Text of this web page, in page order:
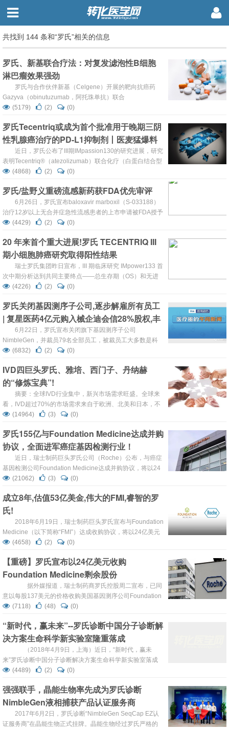
共找到 144 条和“罗氏”相关的信息
罗氏、新基联合疗法：对复发滤泡性B细胞
淋巴瘤效果强劲
罗氏与合作伙伴新基（Celgene）开展的靶向抗癌药
Gazyva（obinutuzumab，阿托珠单抗）联合
Revlimid（lenalidomide，来那度胺）治疗复发性或难治性
GALEN（NCT01582776）的数据已于近日发表于国际医学
期刊《BLOOD》。 该研究是一项开放标签、3+3设计研
究，入组了19例既往...
(5179) (2) (0)
罗氏Tecentriq或成为首个批准用于晚期三阴
性乳腺癌治疗的PD-L1抑制剂丨医麦猛爆料
近日，罗氏公布了III期IMpassion130的研究进展，研究
表明Tecentriq®（atezolizumab）联合化疗（白蛋白结合型
紫杉醇）用于初始（一线）治疗转移性或局部不可切除晚期
PD-L1 阳性人群中均可显著降低患者的疾病恶化或死亡风
险，即显著改善无进展生存期（PFS）。 ...
(4868) (2) (0)
罗氏/盐野义重磅流感新药获FDA优先审评
6月26日，罗氏宣布baloxavir marboxil（S-033188）
治疗12岁以上无合并症急性流感患者的上市申请被FDA授予
优先审评资格，PDUFA预定审批期限是2018年12月24日。
核酸内切酶抑制剂，可以抑制流感病毒增殖，今年2月初在
日本率先获批上市，商品名Xofluza，用于...
(4429) (2) (0)
20 年来首个重大进展!罗氏 TECENTRIQ III
期小细胞肺癌研究取得阳性结果
瑞士罗氏集团昨日宣布，III 期临床研究 IMpower133 首
次中期分析达到共同主要终点——总生存期（OS）和无进
展生存期（PFS）。研究表明： 与单独化疗相比，
苷）用于初始（一线）治疗广泛期小细胞肺癌（ES-
SCLC），可以显著延长患者生存期。 ...
(4226) (2) (0)
罗氏关闭基因测序子公司,逐步解雇所有员工
| 复星医药4亿元购入械企迪会信28%股权,丰
富诊断业务【最·新闻0625】
6月22日，罗氏宣布关闭旗下基因测序子公司
NimbleGen，并裁员79名全部员工，被裁员工大多数是科
学家、技术人员和工程师；6月20日复星医药公告称，拟现
富其医学诊断业务经营模式，拓宽诊断产品销售渠道。 01
【人事】波科大中华区总经理王俭入职半年离任，职务暂由
大中华区CFO代管 ...
(6832) (2) (0)
IVD四巨头罗氏、雅培、西门子、丹纳赫
的“修炼宝典”!
摘要：全球IVD行业集中，新兴市场需求旺盛。全球来
看，IVD超过70%的市场需求来自于欧洲、北美和日本，不
过发达地区需求基本被满足，增速较慢。而人口基数大、经
场增长迅速，成为行业增长的主要来源。由于主要市场均在
发达国家，且经过多年的并购整合，全球IVD市场呈现出被
四大巨头垄断的格局，罗氏、雅培、西门子、丹纳赫占据了
全球52.4...
(14964) (3) (0)
罗氏155亿与Foundation Medicine达成并购
协议，全面进军癌症基因检测行业！
近日，瑞士制药巨头罗氏公司（Roche）公布，与癌症
基因检测公司Foundation Medicine达成并购协议，将以24
亿美元(合人民币155亿元)收购余下的Foundation Medicine
Foundation Medicine，出资10.4亿美元共获得Foundation
Medici...
(21062) (3) (0)
成立8年,估值53亿美金,伟大的FMI,睿智的罗
氏!
2018年6月19日，瑞士制药巨头罗氏宣布与Foundation
Medicine（以下简称“FMI”）达成收购协议，将以24亿美元
收购FMI其余全部在外流通股份。 根据最终并购协议，罗氏
溢价29%。本次交易价值24亿美元，在完全摊薄的基础上，
FMI整个公司的估值为53亿美元，约合人民币343亿元，约
为华大基因...
(4658) (2) (0)
【重磅】罗氏宣布以24亿美元收购
Foundation Medicine剩余股份
据外媒报道，瑞士制药商罗氏控股周二宣布，已同
意以每股137美元的价格收购美国基因测序公司Foundation
Medicine（以下简称“FMI”）的全部剩余股票。此交易的总
FMI在声明中表示，此交易已得到两家公司董事会的支持，
将会在今年下半年完成。罗氏控股收购FMI的价格，较后者
周一的收盘价溢...
(7118) (48) (0)
“新时代，赢未来”--罗氏诊断中国分子诊断解
决方案生命科学新实验室隆重落成
（2018年4月9日，上海）近日，“新时代，赢未
来”罗氏诊断中国分子诊断解决方案生命科学新实验室落成
典礼在上海漕河泾开发区隆重举行，标志着罗氏诊断新一代
室的前身是罗氏诊断亚太培训中心，经过2017年硬件及软
件的全面升级换代，目前已发展成为兼容实验、培训、演
示、会议、参观等多功能于一体的最先进的智能型生命科学
实验室，可同时为罗氏外部...
(4489) (2) (0)
强强联手，晶能生物率先成为罗氏诊断
NimbleGen液相捕获产品认证服务商
2017年6月2日，罗氏诊断“NimbleGen SeqCap EZ认
证服务商”在晶能生物正式挂牌。晶能生物经过罗氏严格的